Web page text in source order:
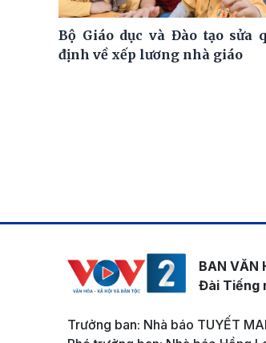
Bộ Giáo dục và Đào tạo sửa
định về xếp lương nhà giáo
BAN VĂN
Đài Tiếng
Trưởng ban: Nhà báo TUYẾT MAI